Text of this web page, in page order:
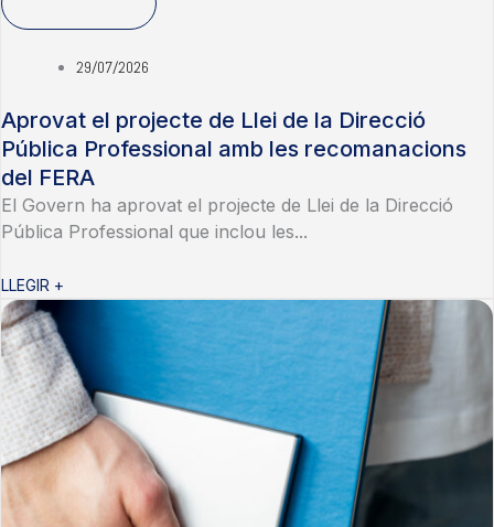
29/07/2026
Aprovat el projecte de Llei de la Direcció
Pública Professional amb les recomanacions
del FERA
El Govern ha aprovat el projecte de Llei de la Direcció
Pública Professional que inclou les...
LLEGIR +